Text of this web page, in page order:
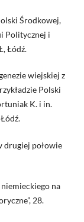
Środkowej,
Politycznej i
Łódź.
wiejskiej z
Polski
K. i in.
drugiej połowie
na
28.